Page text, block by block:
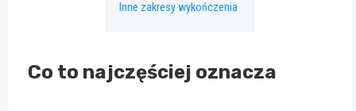
Inne zakresy wykończenia
Co to najczęściej oznacza